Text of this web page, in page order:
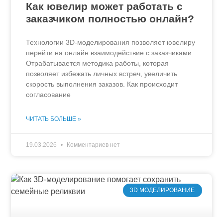
Как ювелир может работать с
заказчиком полностью онлайн?
Технологии 3D-моделирования позволяет ювелиру
перейти на онлайн взаимодействие с заказчиками.
Отрабатывается методика работы, которая
позволяет избежать личных встреч, увеличить
скорость выполнения заказов. Как происходит
согласование
ЧИТАТЬ БОЛЬШЕ »
19.03.2026 Комментариев нет
3D МОДЕЛИРОВАНИЕ